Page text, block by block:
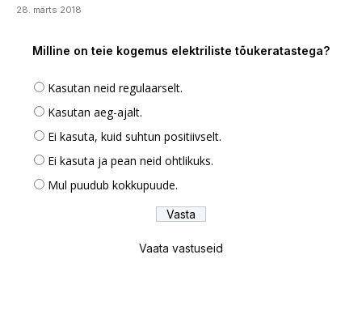
28. märts 2018
Milline on teie kogemus elektriliste tõukeratastega?
Kasutan neid regulaarselt.
Kasutan aeg-ajalt.
Ei kasuta, kuid suhtun positiivselt.
Ei kasuta ja pean neid ohtlikuks.
Mul puudub kokkupuude.
Vaata vastuseid